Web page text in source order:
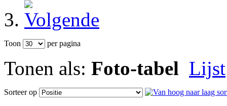
Toon per pagina
Tonen als: Foto-tabel Lijst
Sorteer op